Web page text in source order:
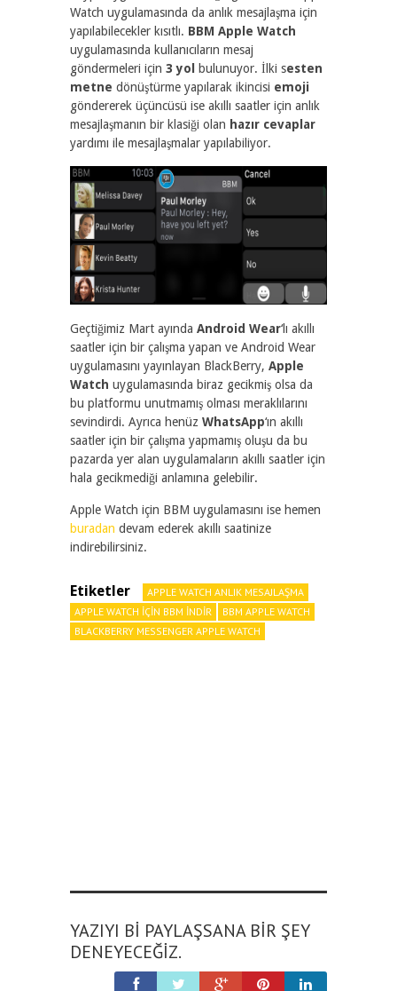
Watch uygulamasında da anlık mesajlaşma için
yapılabilecekler kısıtlı. BBM Apple Watch
uygulamasında kullanıcıların mesaj
göndermeleri için 3 yol bulunuyor. İlki sesten
metne dönüştürme yapılarak ikincisi emoji
göndererek üçüncüsü ise akıllı saatler için anlık
mesajlaşmanın bir klasiği olan hazır cevaplar
yardımı ile mesajlaşmalar yapılabiliyor.
Geçtiğimiz Mart ayında Android Wear‘lı akıllı
saatler için bir çalışma yapan ve Android Wear
uygulamasını yayınlayan BlackBerry, Apple
Watch uygulamasında biraz gecikmiş olsa da
bu platformu unutmamış olması meraklılarını
sevindirdi. Ayrıca henüz WhatsApp‘ın akıllı
saatler için bir çalışma yapmamış oluşu da bu
pazarda yer alan uygulamaların akıllı saatler için
hala gecikmediği anlamına gelebilir.
Apple Watch için BBM uygulamasını ise hemen
buradan devam ederek akıllı saatinize
indirebilirsiniz.
Etiketler
APPLE WATCH ANLIK MESAJLAŞMA
APPLE WATCH IÇIN BBM INDIR
BBM APPLE WATCH
BLACKBERRY MESSENGER APPLE WATCH
YAZIYI BI PAYLAŞSANA BIR ŞEY
DENEYECEĞIZ.